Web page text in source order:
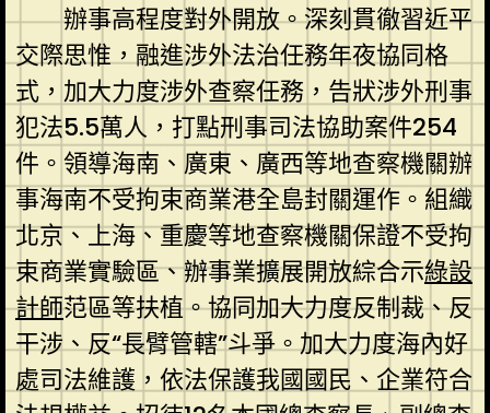
辦事高程度對外開放。深刻貫徹習近平
交際思惟，融進涉外法治任務年夜協同格
式，加大力度涉外查察任務，告狀涉外刑事
犯法5.5萬人，打點刑事司法協助案件254
件。領導海南、廣東、廣西等地查察機關辦
事海南不受拘束商業港全島封關運作。組織
北京、上海、重慶等地查察機關保證不受拘
束商業實驗區、辦事業擴展開放綜合示綠設
計師范區等扶植。協同加大力度反制裁、反
干涉、反“長臂管轄”斗爭。加大力度海內好
處司法維護，依法保護我國國民、企業符合